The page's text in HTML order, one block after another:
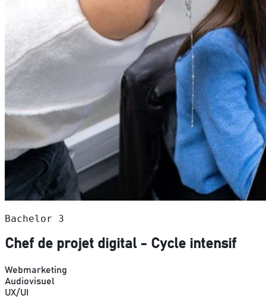
Bachelor 3
Chef de projet digital - Cycle intensif
Webmarketing
Audiovisuel
UX/UI